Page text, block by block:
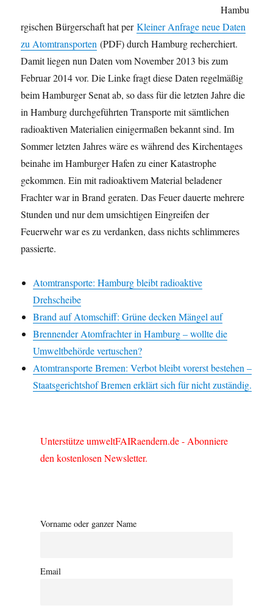
Hambu
rgischen Bürgerschaft hat perKleiner Anfrage neue Daten
zu Atomtransporten (PDF) durch Hamburg recherchiert.
Damit liegen nun Daten vom November 2013 bis zum
Februar 2014 vor. Die Linke fragt diese Daten regelmäßig
beim Hamburger Senat ab, so dass für die letzten Jahre die
in Hamburg durchgeführten Transporte mit sämtlichen
radioaktiven Materialien einigermaßen bekannt sind. Im
Sommer letzten Jahres wäre es während des Kirchentages
beinahe im Hamburger Hafen zu einer Katastrophe
gekommen. Ein mit radioaktivem Material beladener
Frachter war in Brand geraten. Das Feuer dauerte mehrere
Stunden und nur dem umsichtigen Eingreifen der
Feuerwehr war es zu verdanken, dass nichts schlimmeres
passierte.
Atomtransporte: Hamburg bleibt radioaktive
Drehscheibe
Brand auf Atomschiff: Grüne decken Mängel auf
Brennender Atomfrachter in Hamburg – wollte die
Umweltbehörde vertuschen?
Atomtransporte Bremen: Verbot bleibt vorerst bestehen –
Staatsgerichtshof Bremen erklärt sich für nicht zuständig.
Unterstütze umweltFAIRaendern.de - Abonniere
den kostenlosen Newsletter.
Vorname oder ganzer Name
Email